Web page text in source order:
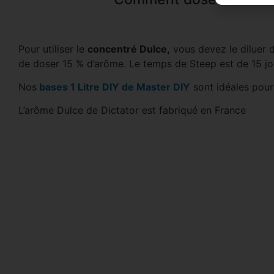
Pour utiliser le concentré Dulce, vous devez le diluer
de doser 15 % d’arôme. Le temps de Steep est de 15
Nos bases 1 Litre DIY de Master DIY sont idéales
L’arôme Dulce de Dictator est fabriqué en France